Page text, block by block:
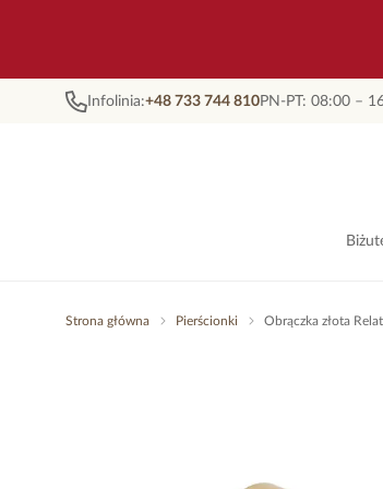
Infolinia:+48 733 744 810PN-PT: 08:00 –
Strona główna Pierścionki Obrączka złota